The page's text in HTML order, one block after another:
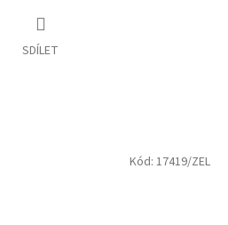
SDÍLET
Kód: 17419/ZEL